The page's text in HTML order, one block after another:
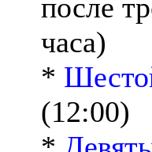
после
часа)
*
(12:00)